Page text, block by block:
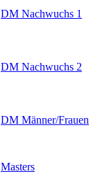
DM Nachwuchs 1
DM Nachwuchs 2
DM Männer/Frauen
Masters